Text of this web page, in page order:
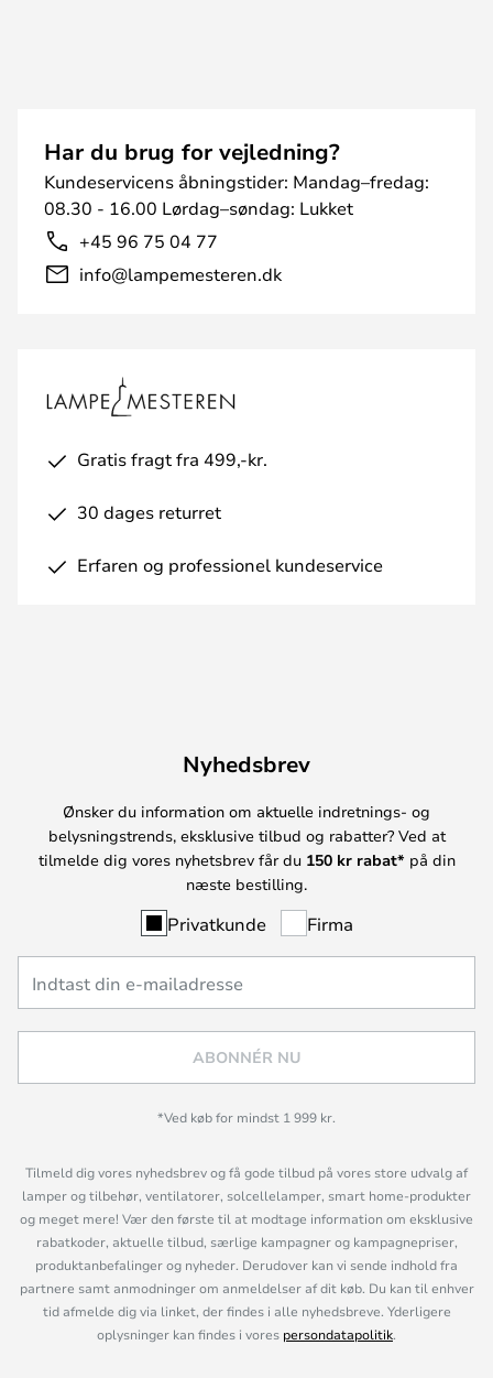
Har du brug for vejledning?
Kundeservicens åbningstider: Mandag–fredag:
08.30 - 16.00 Lørdag–søndag: Lukket
+45 96 75 04 77
info@lampemesteren.dk
Gratis fragt fra 499,-kr.
30 dages returret
Erfaren og professionel kundeservice
Nyhedsbrev
Ønsker du information om aktuelle indretnings- og
belysningstrends, eksklusive tilbud og rabatter? Ved at
tilmelde dig vores nyhetsbrev får du 150 kr rabat* på din
næste bestilling.
Privatkunde Firma
ABONNÉR NU
*Ved køb for mindst 1 999 kr.
Tilmeld dig vores nyhedsbrev og få gode tilbud på vores store udvalg af
lamper og tilbehør, ventilatorer, solcellelamper, smart home-produkter
og meget mere! Vær den første til at modtage information om eksklusive
rabatkoder, aktuelle tilbud, særlige kampagner og kampagnepriser,
produktanbefalinger og nyheder. Derudover kan vi sende indhold fra
partnere samt anmodninger om anmeldelser af dit køb. Du kan til enhver
tid afmelde dig via linket, der findes i alle nyhedsbreve. Yderligere
oplysninger kan findes i vores persondatapolitik.